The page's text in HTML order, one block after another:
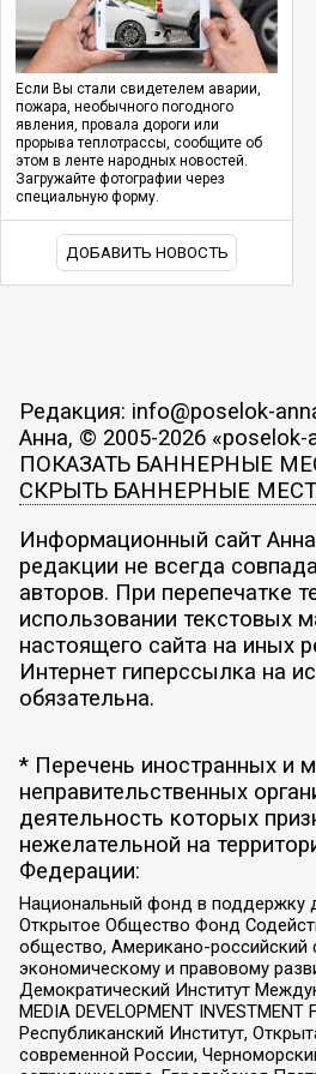
Если Вы стали свидетелем аварии,
пожара, необычного погодного
явления, провала дороги или
прорыва теплотрассы, сообщите об
этом в ленте народных новостей.
Загружайте фотографии через
специальную форму.
ДОБАВИТЬ НОВОСТЬ
Редакция: info@poselok-
Анна, © 2005-2026 «poselok-
ПОКАЗАТЬ БАННЕРНЫЕ
СКРЫТЬ БАННЕРНЫЕ
Информационный сайт
редакции не всегда
авторов. При перепечатке
использовании текстовых
настоящего сайта на иных
Интернет гиперссылка на
обязательна.
* Перечень иностранных и
неправительственных
деятельность которых
нежелательной на
Федерации:
Национальный фонд в поддержку
Открытое Общество Фонд
общество, Американо-российский
экономическому и правовому
Демократический Институт
MEDIA DEVELOPMENT
Республиканский Институт,
современной России,